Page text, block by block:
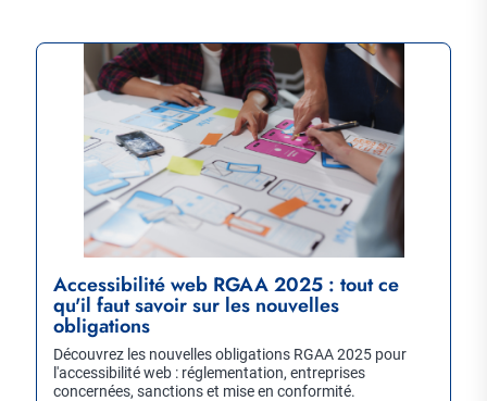
Accessibilité web RGAA 2025 : tout ce
qu'il faut savoir sur les nouvelles
obligations
Découvrez les nouvelles obligations RGAA 2025 pour
l'accessibilité web : réglementation, entreprises
concernées, sanctions et mise en conformité.